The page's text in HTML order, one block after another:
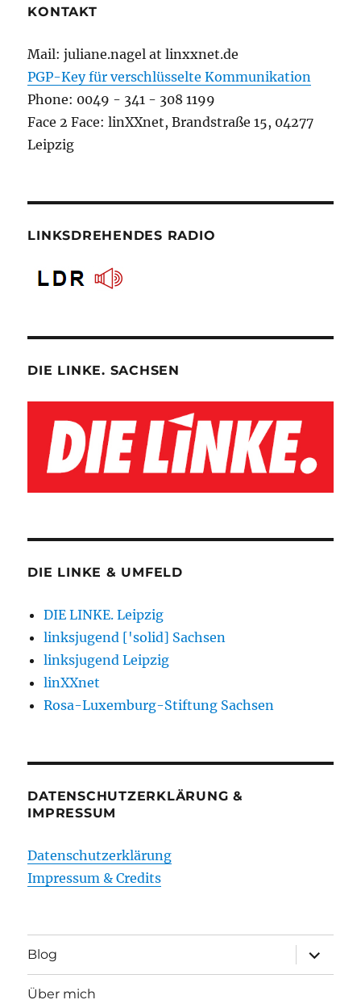
KONTAKT
Mail: juliane.nagel at linxxnet.de
PGP-Key für verschlüsselte Kommunikation
Phone: 0049 - 341 - 308 1199
Face 2 Face: linXXnet, Brandstraße 15, 04277
Leipzig
LINKSDREHENDES RADIO
DIE LINKE. SACHSEN
DIE LINKE & UMFELD
DIE LINKE. Leipzig
linksjugend ['solid] Sachsen
linksjugend Leipzig
linXXnet
Rosa-Luxemburg-Stiftung Sachsen
DATENSCHUTZERKLÄRUNG &
IMPRESSUM
Datenschutzerklärung
Impressum & Credits
Blog
öffnen
Über mich